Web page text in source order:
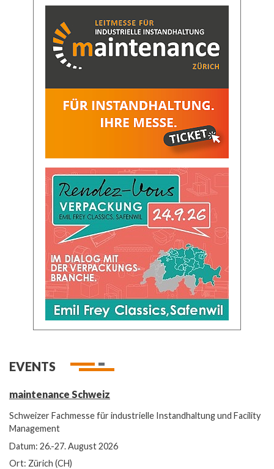
EVENTS
maintenance Schweiz
Schweizer Fachmesse für industrielle Instandhaltung und Facility
Management
Datum: 26.-27. August 2026
Ort: Zürich (CH)